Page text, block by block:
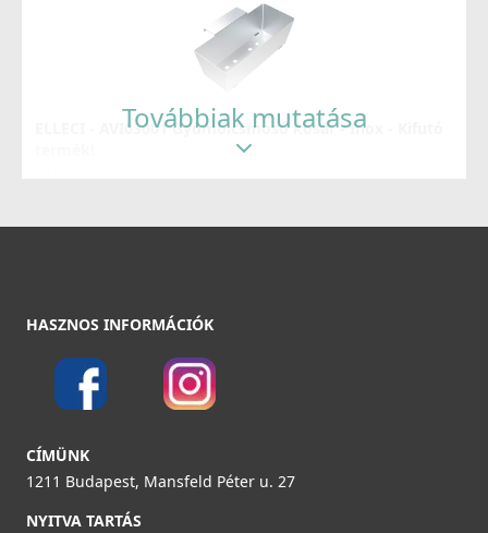
ELLECI - Csaptelep Trail G43
89 990 Ft
Részletek
ELLECI - Csaptelep Bridge G43
MGKBRI43
99 990 Ft
Részletek
ELLECI - AVI03001 Gyümölcsmosó kosár - Inox - Kifutó
34 890 Ft
ELLECI - ACI01307 Edényszárító kosár fém univerzális -
Kifutó termék!
ACI01307
Továbbiak mutatása
HASZNOS INFORMÁCIÓK
CÍMÜNK
1211 Budapest, Mansfeld Péter u. 27
NYITVA TARTÁS